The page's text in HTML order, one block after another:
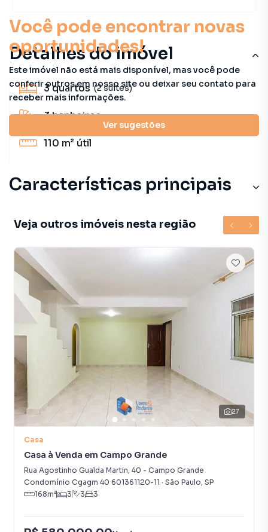
Você pode encontrar novas
oportunidades!
Este imóvel não está mais disponível, mas você pode
conferir outros em nosso site ou deixar seu contato para
receber mais informações.
Ver sugestões
Detalhes do imóvel
3quartos (2 suítes)
3banheiros
110 m² útil
Características principais
Veja outros imóveis nesta região
27
Casa
Casa à Venda em Campo Grande
Rua Agostinho Gualda Martin, 40 - Campo Grande
Condomínio Cgagm 40 601361120-11 · São Paulo, SP
168m² 3 3 3